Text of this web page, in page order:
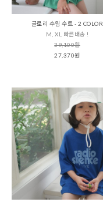
글로리 수읨 수트 - 2 COLOR
M, XL 빠른배송 !
39,100원
27,370원